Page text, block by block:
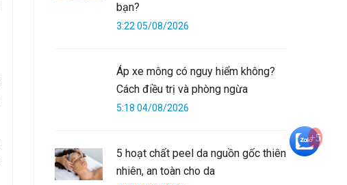
bạn?
3:22 05/08/2026
Áp xe mông có nguy hiểm không?
Cách điều trị và phòng ngừa
5:18 04/08/2026
5 hoạt chất peel da nguồn gốc thiên
nhiên, an toàn cho da
+5